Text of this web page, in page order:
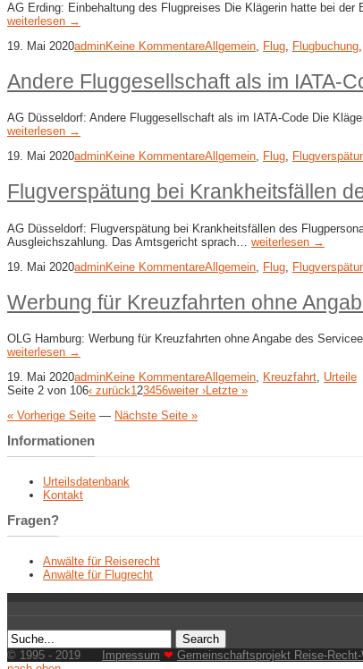
AG Erding: Einbehaltung des Flugpreises Die Klägerin hatte bei
weiterlesen →
19. Mai 2020adminKeine KommentareAllgemein, Flug, Flugbuchung,
Andere Fluggesellschaft als im IATA-
AG Düsseldorf: Andere Fluggesellschaft als im IATA-Code Die
weiterlesen →
19. Mai 2020adminKeine KommentareAllgemein, Flug,
Flugverspätung bei Krankheitsfällen
AG Düsseldorf: Flugverspätung bei Krankheitsfällen des
Ausgleichszahlung. Das Amtsgericht sprach… weiterlesen →
19. Mai 2020adminKeine KommentareAllgemein Flug
Werbung für Kreuzfahrten ohne
OLG Hamburg: Werbung für Kreuzfahrten ohne Angabe des
weiterlesen →
19. Mai 2020adminKeine KommentareAllgemein Kreuzfahrt Urteile
Seite 2 von 106‹ zurück1 23456weiter ›Letzte »
« Vorherige Seite — Nächste Seite »
Informationen
Urteilsdatenbank
Kontakt
Fragen?
Anwälte für Reiserecht
Anwälte für Flugrecht
© 1995 - 2019 Impressum ❤ Gemeinschaftsprojekt Reise-